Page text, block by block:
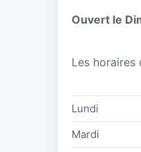
Ouvert le
Les horaires
Lundi
Mardi